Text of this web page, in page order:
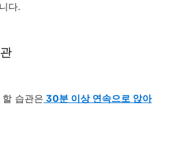
다.
습관은 30분 이상 연속으로 앉아